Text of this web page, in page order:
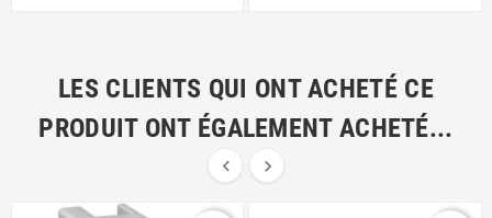
LES CLIENTS QUI ONT ACHETÉ CE
PRODUIT ONT ÉGALEMENT ACHETÉ...
 